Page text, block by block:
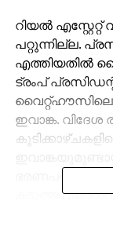
റിയല്‍
പറ്റുന്നില്ല.
എത്തിയതില്‍
ട്രംപ്
വൈറ്റ്ഹൗസിലെ
ഇവാങ്ക.
ഭരണപരമായ
കടുത്ത
ഫയലുകള്‍